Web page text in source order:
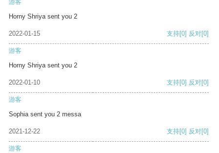
游客
Horny Shriya sent you 2
2022-01-15 支持[0] 反对[0]
游客
Horny Shriya sent you 2
2022-01-10 支持[0] 反对[0]
游客
Sophia sent you 2 messa
2021-12-22 支持[0] 反对[0]
游客